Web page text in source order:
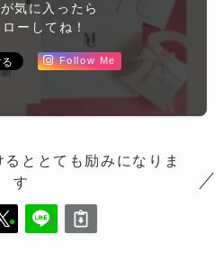
気に入ったら
ーしてね！
Follow Me
ととても励みになりま
す